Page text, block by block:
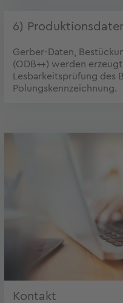
6)
Gerber-Daten,
(ODB++) werden
Lesbarkeitsprüfung des
Polungskennzeichnung.
Kontakt